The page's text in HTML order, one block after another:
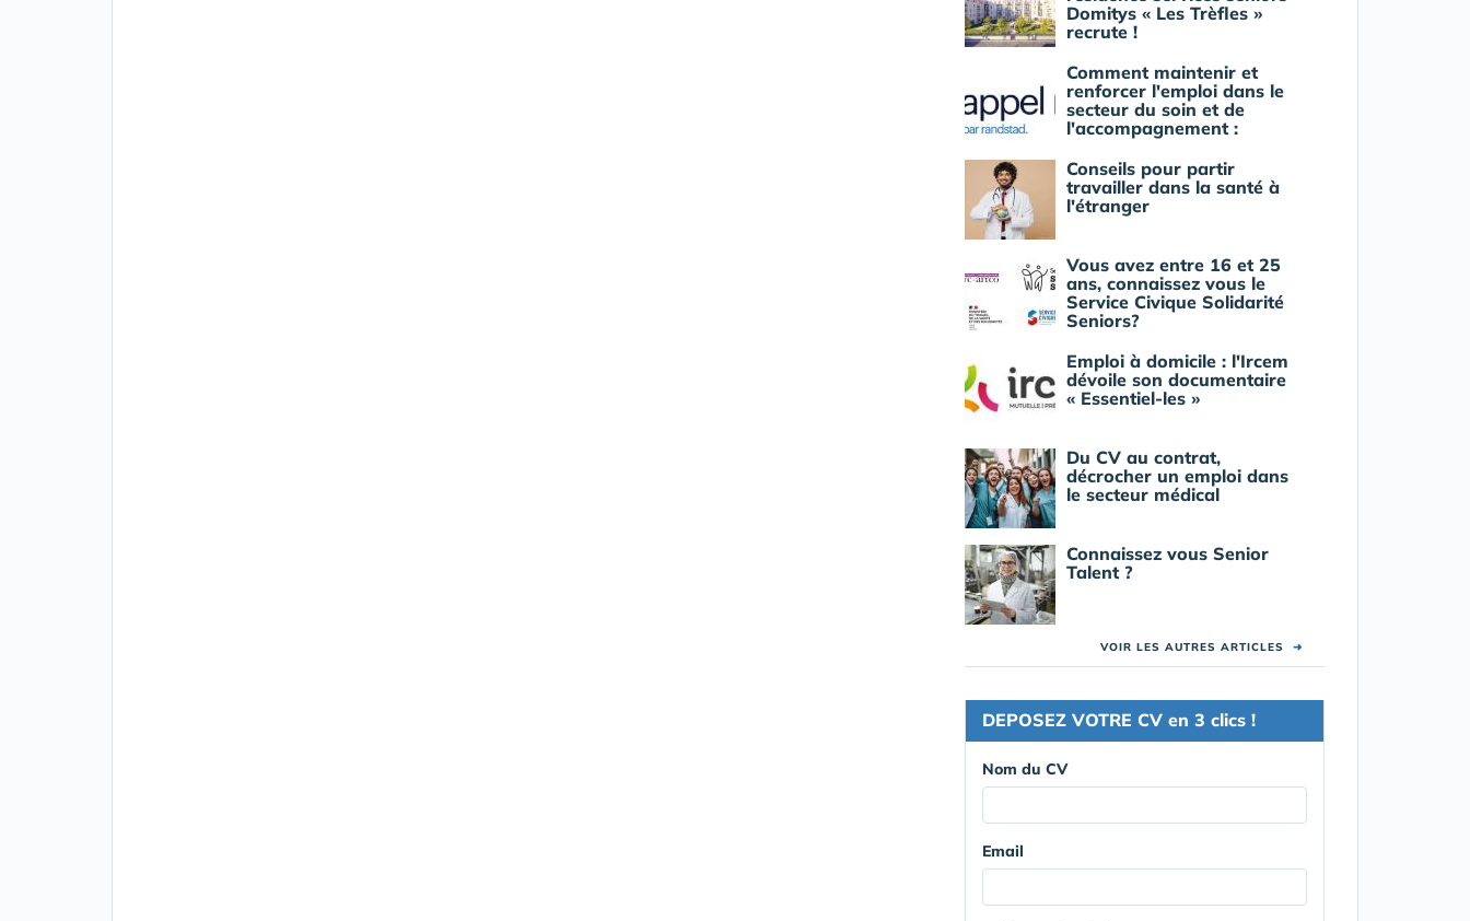
Domitys « Les Trèfles »
recrute !
Comment maintenir et
renforcer l'emploi dans le
secteur du soin et de
l'accompagnement :
Conseils pour partir
travailler dans la santé à
l'étranger
Vous avez entre 16 et 25
ans, connaissez vous le
Service Civique Solidarité
Seniors?
Emploi à domicile : l'Ircem
dévoile son documentaire
« Essentiel-les »
Du CV au contrat,
décrocher un emploi dans
le secteur médical
Connaissez vous Senior
Talent ?
VOIR LES AUTRES ARTICLES ➜
DEPOSEZ VOTRE CV en 3 clics !
Nom du CV
Email